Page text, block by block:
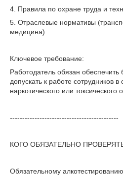
4. Правила по охране труда и
5. Отраслевые нормативы
медицина)
Ключевое требование:
Работодатель обязан обеспечить
допускать к работе сотрудников в
наркотического или токсического
--------------------------------------------
КОГО ОБЯЗАТЕЛЬНО
Обязательному